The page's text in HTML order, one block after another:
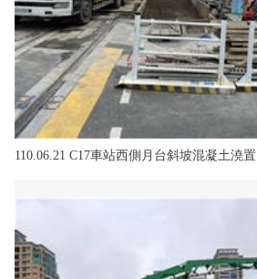
110.06.21 C17車站西側月台斜坡混凝土澆置